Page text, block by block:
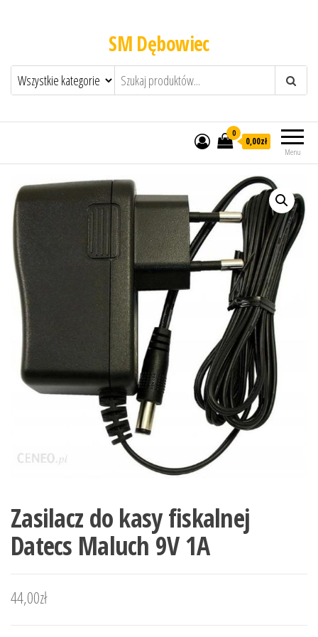
SM Dębowiec
Menu
0
0,00zł
Zasilacz do kasy fiskalnej
Datecs Maluch 9V 1A
44,00zł